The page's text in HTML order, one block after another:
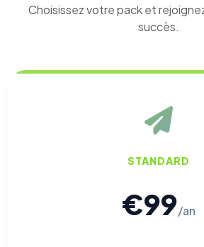
Choisissez votre pack et
succès.
STANDARD
€99/an